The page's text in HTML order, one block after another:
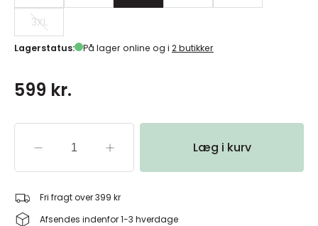
3XL
Lagerstatus: På lager online og i 2 butikker
599 kr.
Læg i kurv
Fri fragt over 399 kr
Afsendes indenfor 1-3 hverdage